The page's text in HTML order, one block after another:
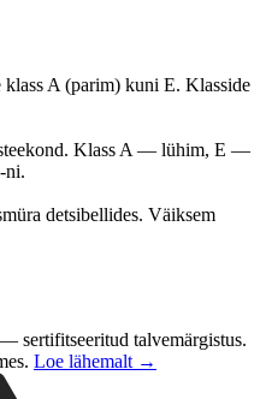
klass A (parim) kuni E. Klasside
Klass A — lühim, E —
ni.
detsibellides. Väiksem
sertifitseeritud talvemärgistus.
Loe lähemalt →